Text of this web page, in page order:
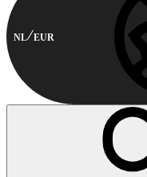
NL EUR